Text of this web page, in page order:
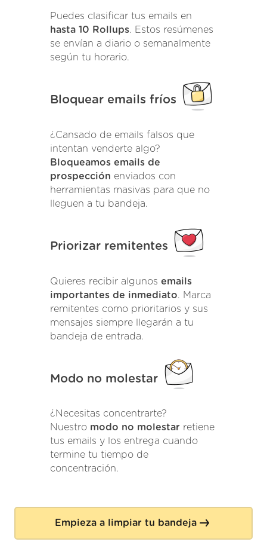
Puedes clasificar tus emails en
hasta 10 Rollups. Estos resúmenes
se envían a diario o semanalmente
según tu horario.
Bloquear emails fríos
¿Cansado de emails falsos que
intentan venderte algo?
Bloqueamos emails de
prospección enviados con
herramientas masivas para que no
lleguen a tu bandeja.
Priorizar remitentes
Quieres recibir algunos emails
importantes de inmediato. Marca
remitentes como prioritarios y sus
mensajes siempre llegarán a tu
bandeja de entrada.
Modo no molestar
¿Necesitas concentrarte?
Nuestro modo no molestar retiene
tus emails y los entrega cuando
termine tu tiempo de
concentración.
Empieza a limpiar tu bandeja